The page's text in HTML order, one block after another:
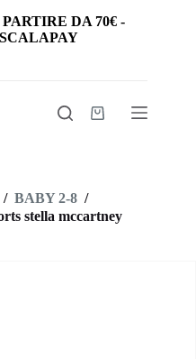
PARTIRE DA 70€ -
Carrello
/ BABY 2-8 /
stella mccartney